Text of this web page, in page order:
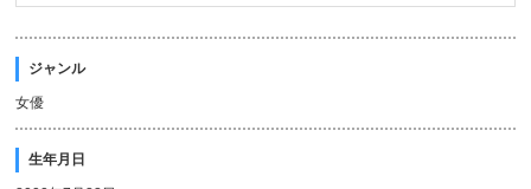
ジャンル
女優
生年月日